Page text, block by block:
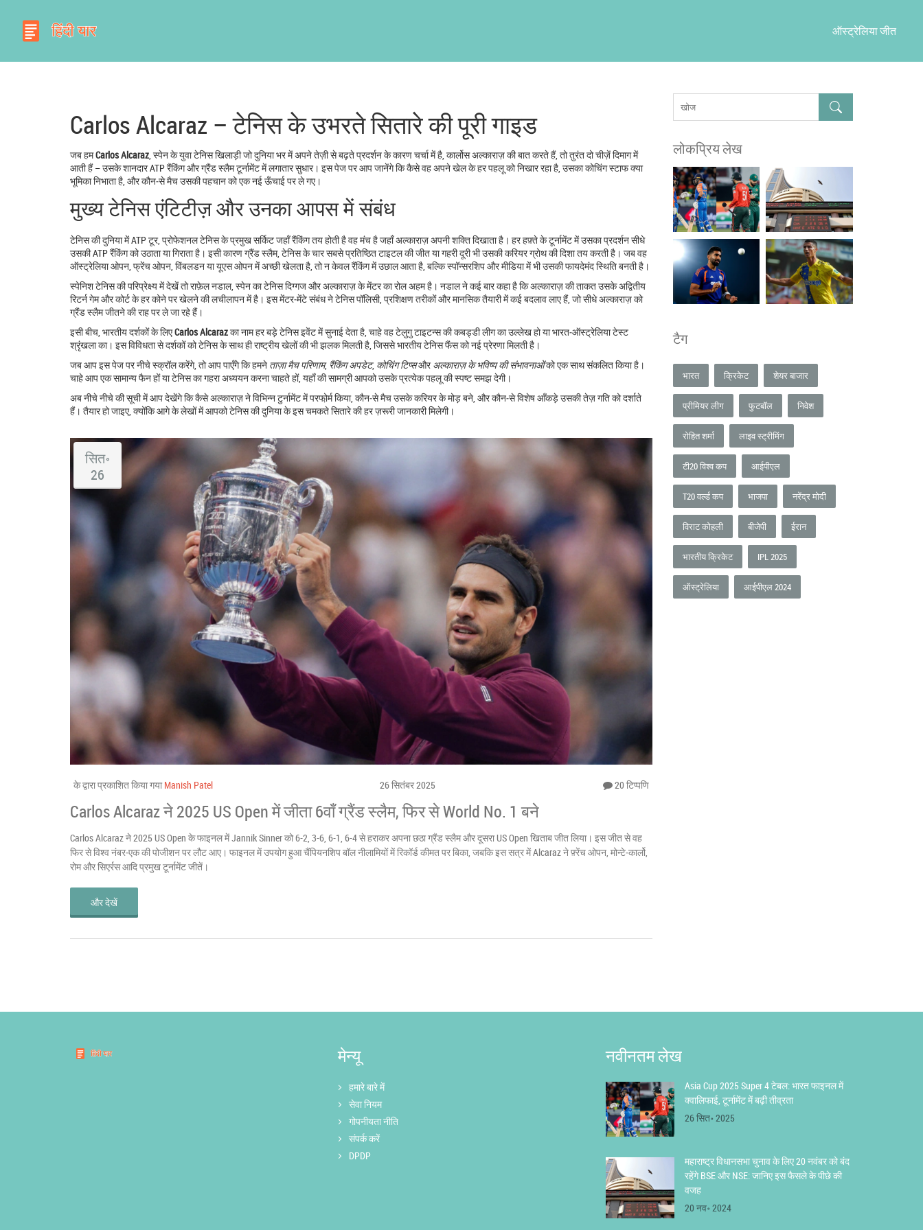
ऑस्ट्रेलिया जीत
Carlos Alcaraz – टेनिस के उभरते सितारे की पूरी गाइड
जब हमCarlos Alcaraz स्पेन के युवा टेनिस खिलाड़ी जो दुनिया भर में अपने तेज़ी से बढ़ते प्रदर्शन के कारण चर्चा में है कार्लोस अल्काराज़की बात करते हैं, तो तुरंत दो चीज़ें दिमाग में
आती हैं – उसके शानदार ATP रैंकिंग और ग्रैंड स्लैम टूर्नामेंट में लगातार सुधार। इस पेज पर आप जानेंगे कि कैसे वह अपने खेल के हर पहलू को निखार रहा है, उसका कोचिंग स्टाफ क्या
भूमिका निभाता है, और कौन‑से मैच उसकी पहचान को एक नई ऊँचाई पर ले गए।
मुख्य टेनिस एंटिटीज़ और उनका आपस में संबंध
टेनिस की दुनिया मेंATP टूर, प्रोफेशनल टेनिस के प्रमुख सर्किट जहाँ रैंकिंग तय होती हैवह मंच है जहाँ अल्काराज़ अपनी शक्ति दिखाता है। हर हफ़्ते के टूर्नामेंट में उसका प्रदर्शन सीधे
उसकी ATP रैंकिंग को उठाता या गिराता है। इसी कारणग्रैंड स्लैम, टेनिस के चार सबसे प्रतिष्ठित टाइटलकी जीत या गहरी दूरी भी उसकी करियर ग्रोथ की दिशा तय करती है। जब वह
ऑस्ट्रेलिया ओपन, फ्रेंच ओपन, विंबलडन या यूएस ओपन में अच्छी खेलता है, तो न केवल रैंकिंग में उछाल आता है, बल्कि स्पॉन्सरशिप और मीडिया में भी उसकी फायदेमंद स्थिति बनती है।
स्पेनिश टेनिस की परिप्रेक्ष्य में देखें तोराफ़ेल नडाल, स्पेन का टेनिस दिग्गज और अल्काराज़ के मेंटरका रोल अहम है। नडाल ने कई बार कहा है कि अल्काराज़ की ताकत उसके अद्वितीय
रिटर्न गेम और कोर्ट के हर कोने पर खेलने की लचीलापन में है। इस मेंटर‑मेंटे संबंध ने टेनिस पॉलिसी, प्रशिक्षण तरीकों और मानसिक तैयारी में कई बदलाव लाए हैं, जो सीधे अल्काराज़ को
ग्रैंड स्लैम जीतने की राह पर ले जा रहे हैं।
इसी बीच, भारतीय दर्शकों के लिएCarlos Alcarazका नाम हर बड़े टेनिस इवेंट में सुनाई देता है, चाहे वह टेलुगु टाइटन्स की कबड्डी लीग का उल्लेख हो या भारत‑ऑस्ट्रेलिया टेस्ट
श्रृंखला का। इस विविधता से दर्शकों को टेनिस के साथ ही राष्ट्रीय खेलों की भी झलक मिलती है, जिससे भारतीय टेनिस फैंस को नई प्रेरणा मिलती है।
जब आप इस पेज पर नीचे स्क्रॉल करेंगे, तो आप पाएँगे कि हमने ताज़ा मैच परिणाम, रैंकिंग अपडेट, कोचिंग टिप्सऔरअल्काराज़ के भविष्य की संभावनाओंको एक साथ संकलित किया है।
चाहे आप एक सामान्य फैन हों या टेनिस का गहरा अध्ययन करना चाहते हों, यहाँ की सामग्री आपको उसके प्रत्येक पहलू की स्पष्ट समझ देगी।
अब नीचे नीचे की सूची में आप देखेंगे कि कैसे अल्काराज़ ने विभिन्न टुर्नामेंट में परफो़र्म किया, कौन‑से मैच उसके करियर के मोड़ बने, और कौन‑से विशेष आँकड़े उसकी तेज़ गति को दर्शाते
हैं। तैयार हो जाइए, क्योंकि आगे के लेखों में आपको टेनिस की दुनिया के इस चमकते सितारे की हर ज़रूरी जानकारी मिलेगी।
सित॰
26
के द्वारा प्रकाशित किया गया Manish Patel 26 सितंबर 2025 20 टिप्पणि
Carlos Alcaraz ने 2025 US Open में जीता 6वाँ ग्रैंड स्लैम, फिर से World No. 1 बने
Carlos Alcaraz ने 2025 US Open के फाइनल में Jannik Sinner को 6-2, 3-6, 6-1, 6-4 से हराकर अपना छठा ग्रैंड स्लैम और दूसरा US Open खिताब जीत लिया। इस जीत से वह
फिर से विश्व नंबर‑एक की पोजीशन पर लौट आए। फाइनल में उपयोग हुआ चैंपियनशिप बॉल नीलामियों में रिकॉर्ड कीमत पर बिका, जबकि इस सत्र में Alcaraz ने फ़्रेंच ओपन, मोन्टे‑कार्लो,
रोम और सिएर्रस आदि प्रमुख टूर्नामेंट जीतें।
और देखें
लोकप्रिय लेख
टैग
भारत क्रिकेट शेयर बाजार
प्रीमियर लीग फुटबॉल निवेश
रोहित शर्मा लाइव स्ट्रीमिंग
टी20 विश्व कप आईपीएल
T20 वर्ल्ड कप भाजपा नरेंद्र मोदी
विराट कोहली बीजेपी ईरान
भारतीय क्रिकेट IPL 2025
ऑस्ट्रेलिया आईपीएल 2024
मेन्यू
हमारे बारे में
सेवा नियम
गोपनीयता नीति
संपर्क करें
DPDP
नवीनतम लेख
Asia Cup 2025 Super 4 टेबल: भारत फाइनल में
क्वालिफाई, टूर्नामेंट में बढ़ी तीव्रता
26 सित॰ 2025
महाराष्ट्र विधानसभा चुनाव के लिए 20 नवंबर को बंद
रहेंगे BSE और NSE: जानिए इस फैसले के पीछे की
वजह
20 नव॰ 2024